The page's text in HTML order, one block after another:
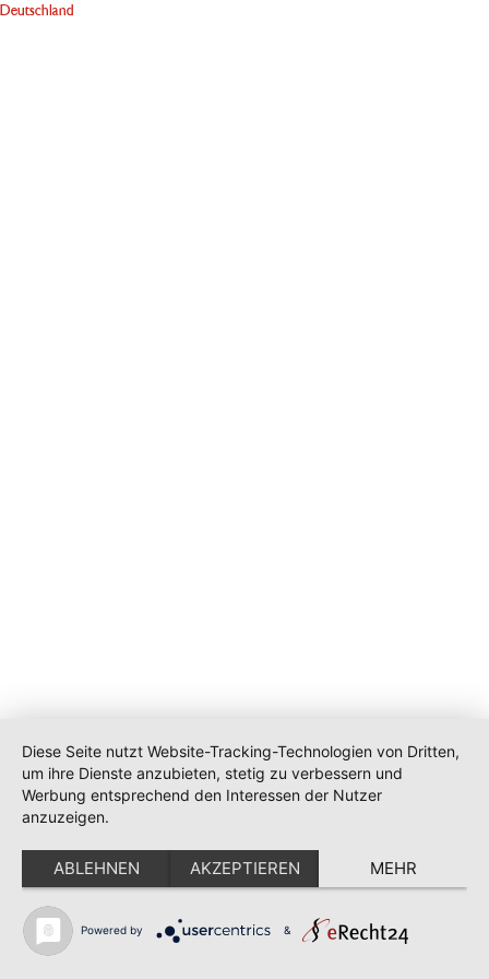
Deutschland
Diese Seite nutzt Website-Tracking-Technologien von Dritten,
um ihre Dienste anzubieten, stetig zu verbessern und
Werbung entsprechend den Interessen der Nutzer
anzuzeigen.
ABLEHNEN AKZEPTIEREN MEHR
Powered by &